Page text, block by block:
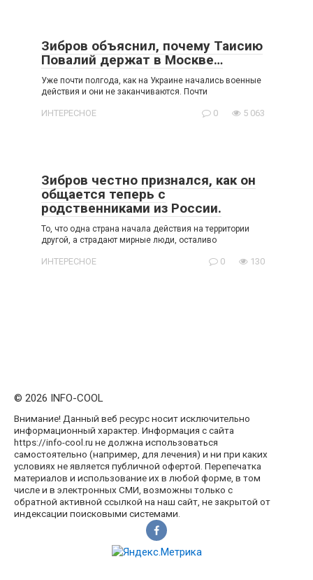
Зибров объяснил, почему Таисию
Повалий держат в Москве…
Уже почти полгода, как на Украине начались военные
действия и они не заканчиваются. Почти
ИНТЕРЕСНОЕ 0 5 063
Зибров честно признался, как он
общается теперь с
родственниками из России.
То, что одна страна начала действия на территории
другой, а страдают мирные люди, осталиво
ИНТЕРЕСНОЕ 0 130
© 2026 INFO-COOL
Внимание! Данный веб ресурс носит исключительно
информационный характер. Информация с сайта
https://info-cool.ru не должна использоваться
самостоятельно (например, для лечения) и ни при каких
условиях не является публичной офертой. Перепечатка
материалов и использование их в любой форме, в том
числе и в электронных СМИ, возможны только с
обратной активной ссылкой на наш сайт, не закрытой от
индексации поисковыми системами.